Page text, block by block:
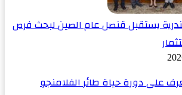
يستقبل قنصل عام الصين لبحث فرص
على دورة حياة طائر الفلامنجو